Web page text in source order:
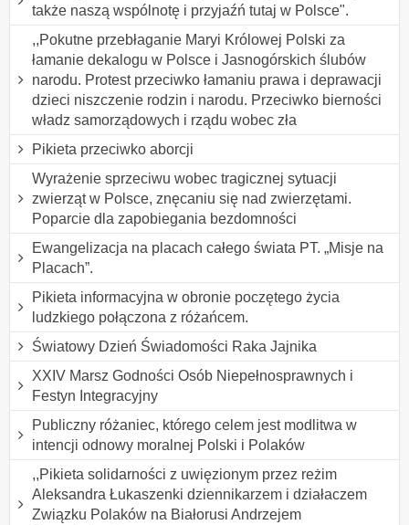
także naszą wspólnotę i przyjaźń tutaj w Polsce".
,,Pokutne przebłaganie Maryi Królowej Polski za
łamanie dekalogu w Polsce i Jasnogórskich ślubów
narodu. Protest przeciwko łamaniu prawa i deprawacji
dzieci niszczenie rodzin i narodu. Przeciwko bierności
władz samorządowych i rządu wobec zła
Pikieta przeciwko aborcji
Wyrażenie sprzeciwu wobec tragicznej sytuacji
zwierząt w Polsce, znęcaniu się nad zwierzętami.
Poparcie dla zapobiegania bezdomności
Ewangelizacja na placach całego świata PT. „Misje na
Placach”.
Pikieta informacyjna w obronie poczętego życia
ludzkiego połączona z różańcem.
Światowy Dzień Świadomości Raka Jajnika
XXIV Marsz Godności Osób Niepełnosprawnych i
Festyn Integracyjny
Publiczny różaniec, którego celem jest modlitwa w
intencji odnowy moralnej Polski i Polaków
,,Pikieta solidarności z uwięzionym przez reżim
Aleksandra Łukaszenki dziennikarzem i działaczem
Związku Polaków na Białorusi Andrzejem